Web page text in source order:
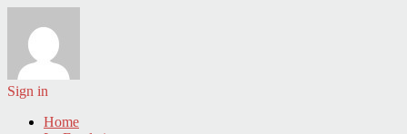
Sign in
Home